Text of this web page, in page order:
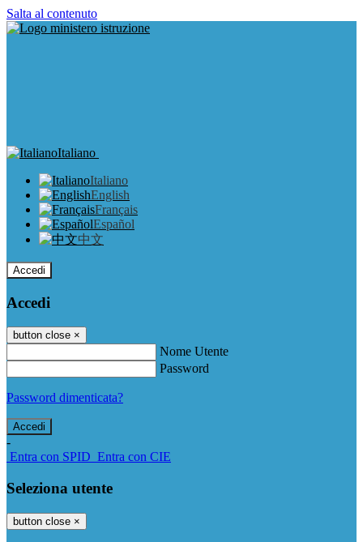
Salta al contenuto
Italiano
Italiano
English
Français
Español
中文
Accedi
Accedi
button close ×
Nome Utente
Password
Password dimenticata?
-
Entra con SPID Entra con CIE
Seleziona utente
button close ×